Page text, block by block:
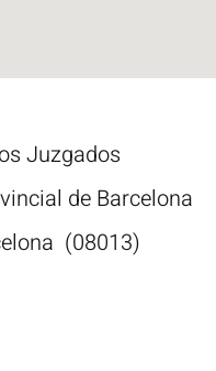
Juzgados
de Barcelona
(08013)